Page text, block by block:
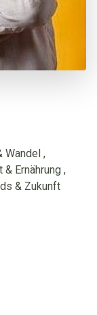
Wandel ,
& Ernährung ,
& Zukunft